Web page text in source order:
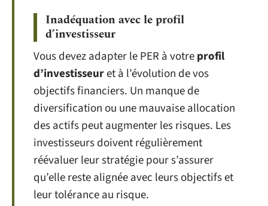
Inadéquation avec le profil
d’investisseur
Vous devez adapter le PER à votreprofil
d’investisseuret à l’évolution de vos
objectifs financiers. Un manque de
diversification ou une mauvaise allocation
des actifs peut augmenter les risques. Les
investisseurs doivent régulièrement
réévaluer leur stratégie pour s’assurer
qu’elle reste alignée avec leurs objectifs et
leur tolérance au risque.